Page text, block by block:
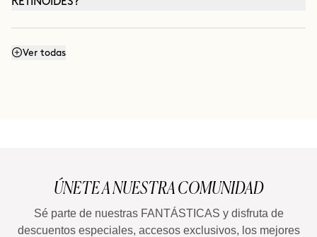
¿Puedo utilizarla con THE ABSOLUTE (crema
Ver todas
ÚNETE A NUESTRA COMUNIDAD
Sé parte de nuestras FANTÁSTICAS y disfruta de
descuentos especiales, accesos exclusivos, los mejores